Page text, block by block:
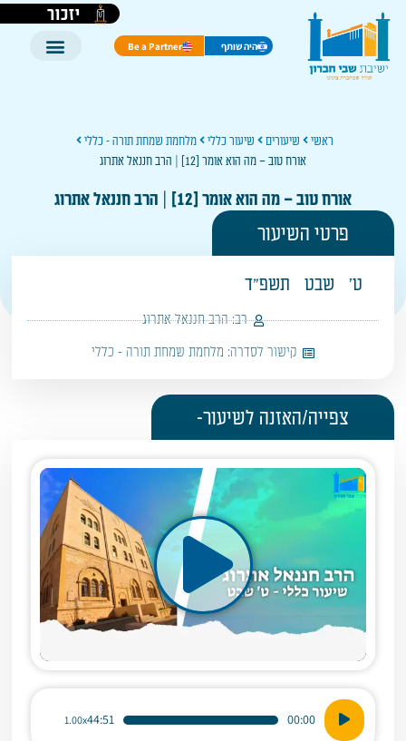
יזכור
היה שותף Be a Partner
ראשי שיעורים שיעור כללי
מלחמת שמחת תורה - כללי
אורח טוב – מה הוא אומר [12] | הרב חננאל אתרוג
אורח טוב – מה הוא אומר [12] | הרב חננאל אתרוג
פרטי השיעור
ט' שבט תשפ"ד
רב: הרב חננאל אתרוג
קישור לסדרה: מלחמת שמחת תורה - כללי
צפייה/האזנה לשיעור-
נגן
אודיו
00:00
44:51
1.00x